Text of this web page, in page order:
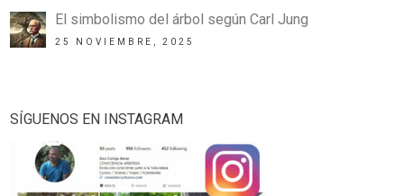
El simbolismo del árbol según Carl Jung
25 NOVIEMBRE, 2025
SÍGUENOS EN INSTAGRAM